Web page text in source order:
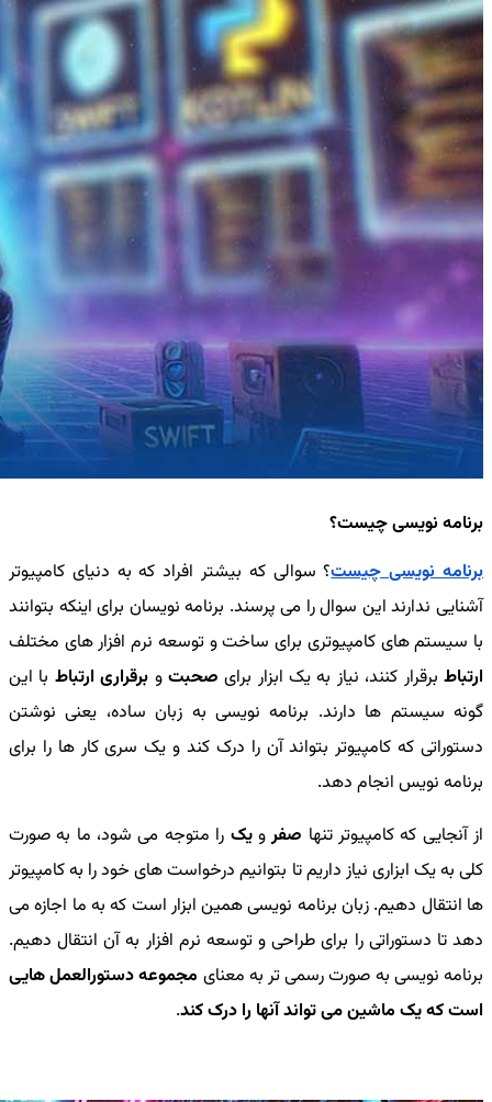
برنامه نویسی چیست؟
برنامه نویسی چیست؟ سوالی که بیشتر افراد که به دنیای کامپیوتر
آشنایی ندارند این سوال را می پرسند. برنامه نویسان برای اینکه بتوانند
با سیستم های کامپیوتری برای ساخت و توسعه نرم افزار های مختلف
ارتباط برقرار کنند، نیاز به یک ابزار برای صحبتو برقراری ارتباط با این
گونه سیستم ها دارند. برنامه نویسی به زبان ساده، یعنی نوشتن
دستوراتی که کامپیوتر بتواند آن را درک کند و یک سری کار ها را برای
برنامه نویس انجام دهد.
از آنجایی که کامپیوتر تنها صفرویک را متوجه می شود، ما به صورت
کلی به یک ابزاری نیاز داریم تا بتوانیم درخواست های خود را به کامپیوتر
ها انتقال دهیم. زبان برنامه نویسی همین ابزار است که به ما اجازه می
دهد تا دستوراتی را برای طراحی و توسعه نرم افزار به آن انتقال دهیم.
برنامه نویسی به صورت رسمی تر به معنای مجموعه دستورالعمل هایی
است که یک ماشین می تواند آنها را درک کند.